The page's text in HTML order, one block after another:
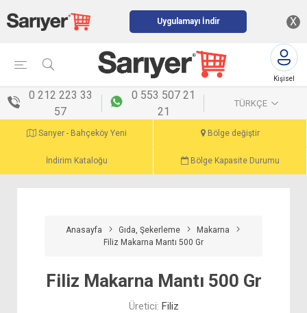
Uygulamayı İndir X
Kişisel
0 212 223 33
57
0 553 507 21
21
TÜRKÇE
Sarıyer - Bahçeköy Yeni Bölge değiştir
İndirim Kataloğu Bölge Kapasite Durumu
Anasayfa Gıda, Şekerleme
Makarna
Filiz Makarna Mantı 500 Gr
Filiz Makarna Mantı 500 Gr
Üretici: Filiz